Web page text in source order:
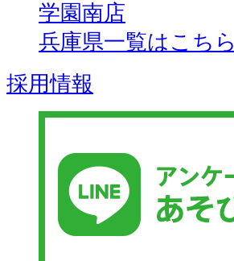
学園南店
兵庫県一覧はこちら
採用情報